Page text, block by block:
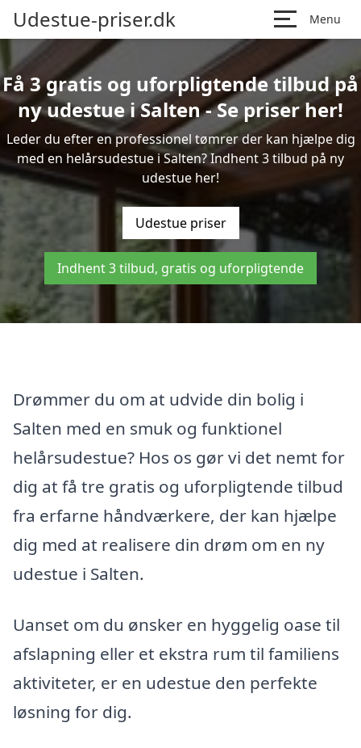
Udestue-priser.dk Menu
Få 3 gratis og uforpligtende tilbud på
ny udestue i Salten - Se priser her!
Leder du efter en professionel tømrer der kan hjælpe dig
med en helårsudestue i Salten? Indhent 3 tilbud på ny
udestue her!
Udestue priser
Indhent 3 tilbud, gratis og uforpligtende
Drømmer du om at udvide din bolig i
Salten med en smuk og funktionel
helårsudestue? Hos os gør vi det nemt for
dig at få tre gratis og uforpligtende tilbud
fra erfarne håndværkere, der kan hjælpe
dig med at realisere din drøm om en ny
udestue i Salten.
Uanset om du ønsker en hyggelig oase til
afslapning eller et ekstra rum til familiens
aktiviteter, er en udestue den perfekte
løsning for dig.